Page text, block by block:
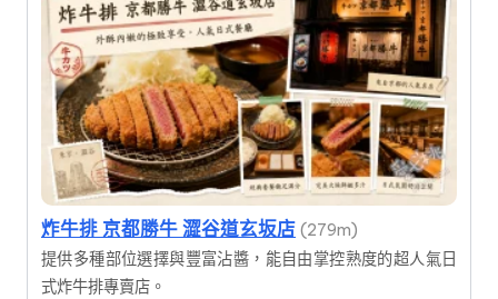
炸牛排 京都勝牛 澀谷道玄坂店 (279m)
提供多種部位選擇與豐富沾醬，能自由掌控熟度的超人氣日
式炸牛排專賣店。